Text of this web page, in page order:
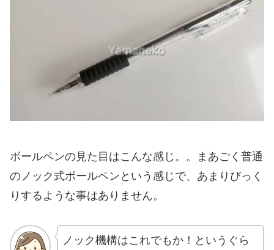
ボールペンの見た目はこんな感じ。。まあごく普通
のノック式ボールペンという感じで、あまりびっく
りするような事はありません。
ノック機構はこれでもか！というぐら